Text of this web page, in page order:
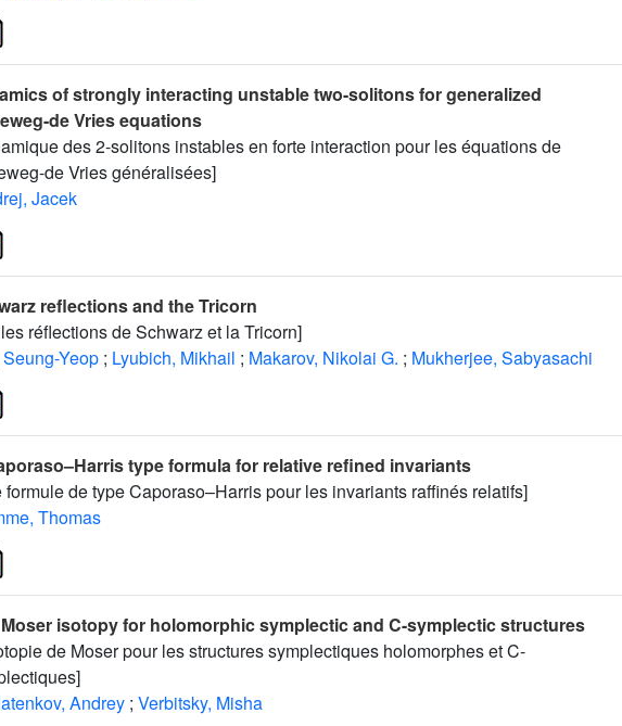
of strongly interacting unstable two-solitons for generalized
de Vries equations
des 2-solitons instables en forte interaction pour les équations de
de Vries généralisées]
Jacek
reflections and the Tricorn
réflections de Schwarz et la Tricorn]
Yeop ; Lyubich, Mikhail ; Makarov, Nikolai G. ; Mukherjee, Sabyasachi
type formula for relative refined invariants
formule de type Caporaso–Harris pour les invariants raffinés relatifs]
Thomas
isotopy for holomorphic symplectic and C-symplectic structures
de Moser pour les structures symplectiques holomorphes et C-
Andrey ; Verbitsky, Misha